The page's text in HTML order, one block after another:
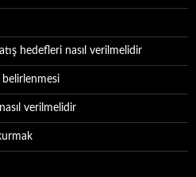
hedefleri nasıl verilmelidir
verilmelidir